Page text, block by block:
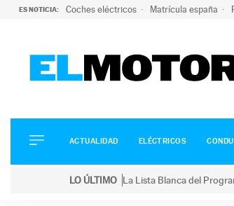
ES NOTICIA: Coches eléctricos Matrícula españa
ELÉCTRICOS
CONDUCIR
ACTUALIDAD ELÉCTRICOS
LO ÚLTIMO La Lista Blanca del